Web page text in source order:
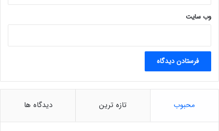
وب‌ سایت
محبوب تازه ترین دیدگاه ها